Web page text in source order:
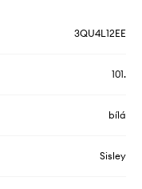
3QU4L12EE
101.
bílá
Sisley